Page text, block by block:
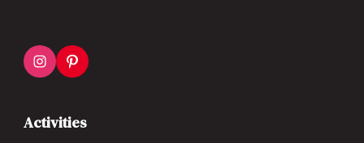
Activities